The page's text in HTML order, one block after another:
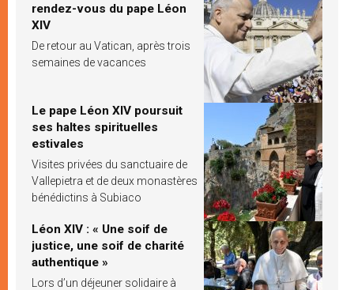
rendez-vous du pape Léon
XIV
De retour au Vatican, après trois
semaines de vacances
Le pape Léon XIV poursuit
ses haltes spirituelles
estivales
Visites privées du sanctuaire de
Vallepietra et de deux monastères
bénédictins à Subiaco
Léon XIV : « Une soif de
justice, une soif de charité
authentique »
Lors d’un déjeuner solidaire à